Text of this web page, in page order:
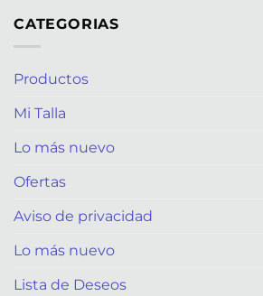
CATEGORIAS
Productos
Mi Talla
Lo más nuevo
Ofertas
Aviso de privacidad
Lo más nuevo
Lista de Deseos